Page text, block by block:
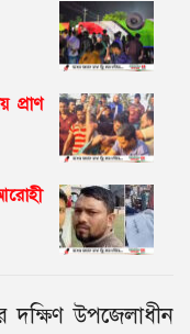
প্রাণ
দক্ষিণ উপজেলাধীন